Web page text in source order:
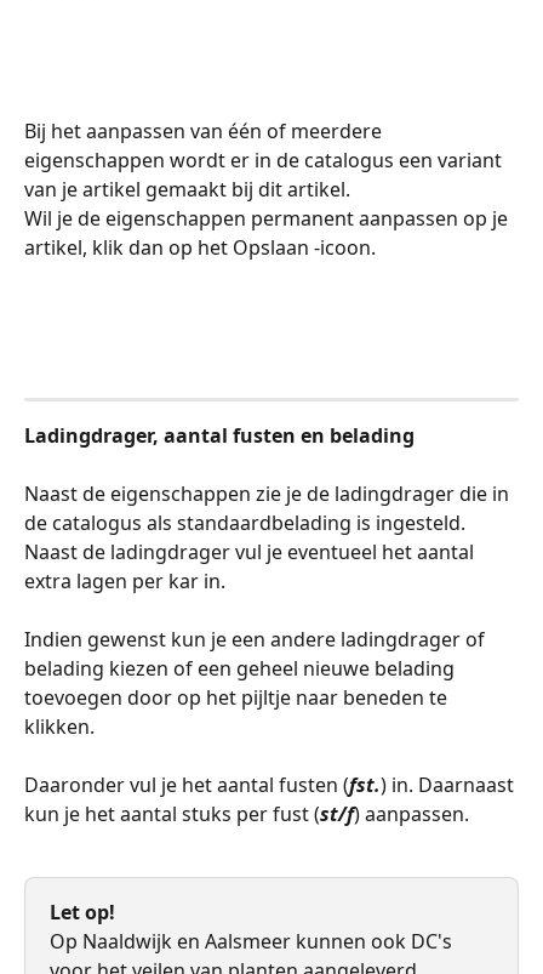
Bij het aanpassen van één of meerdere
eigenschappen wordt er in de catalogus een variant
van je artikel gemaakt bij dit artikel.
Wil je de eigenschappen permanent aanpassen op je
artikel, klik dan op het Opslaan -icoon.
Ladingdrager, aantal fusten en belading
Naast de eigenschappen zie je de ladingdrager die in
de catalogus als standaardbelading is ingesteld.
Naast de ladingdrager vul je eventueel het aantal
extra lagen per kar in.
Indien gewenst kun je een andere ladingdrager of
belading kiezen of een geheel nieuwe belading
toevoegen door op het pijltje naar beneden te
klikken.
Daaronder vul je het aantal fusten (fst.) in. Daarnaast
kun je het aantal stuks per fust (st/f) aanpassen.
Let op!
Op Naaldwijk en Aalsmeer kunnen ook DC's